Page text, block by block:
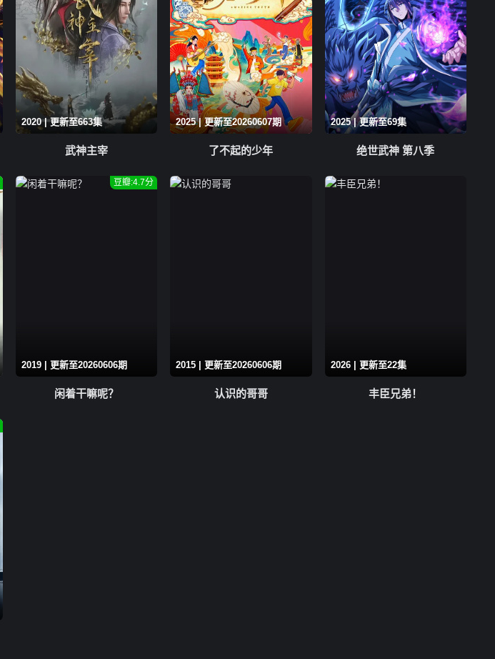
2020 | 更新至663集
武神主宰
2025 | 更新至20260607期
了不起的少年
2025 | 更新至69集
绝世武神 第八季
2019 | 更新至20260606期
豆瓣:4.7分
闲着干嘛呢？
2015 | 更新至20260606期
认识的哥哥
2026 | 更新至22集
丰臣兄弟！